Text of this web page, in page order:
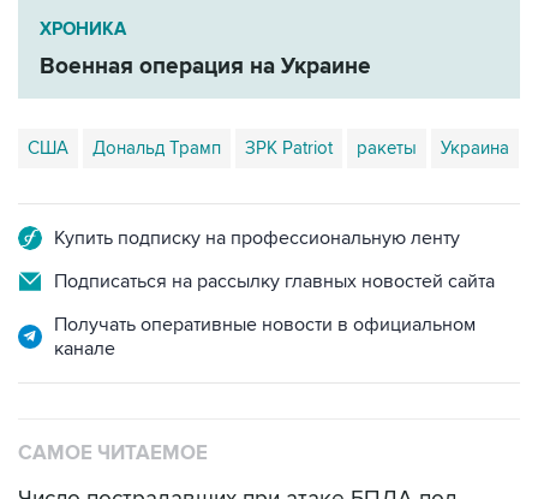
Военная операция на Украине
США Дональд Трамп ЗРК Patriot ракеты Украина
Подписаться на рассылку главных новостей сайта
Получать оперативные новости в официальном
канале
Число пострадавших при атаке БПЛА под